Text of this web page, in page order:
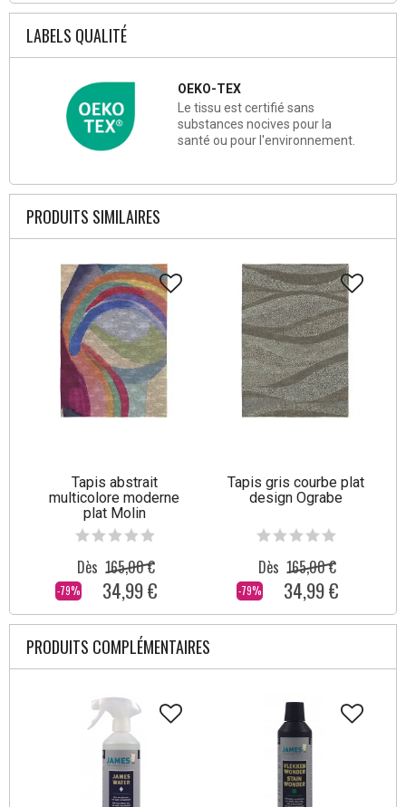
LABELS QUALITÉ
OEKO-TEX
Le tissu est certifié sans
substances nocives pour la
santé ou pour l'environnement.
PRODUITS SIMILAIRES
Tapis abstrait
multicolore moderne
plat Molin
-79%
Dès 165,00 €
34,99 €
Tapis gris courbe plat
design Ograbe
-79%
Dès 165,00 €
34,99 €
PRODUITS COMPLÉMENTAIRES